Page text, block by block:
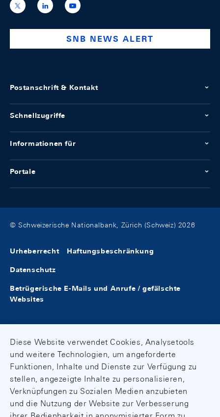
https://x.com/snb_bns
https://ch.linkedin.com/company/swiss-
national-
https://www.youtube.com/
SNB NEWS ALERT
Postanschrift & Kontakt
Schnellzugriffe
Informationen für
Portale
© Schweizerische Nationalbank, Zürich (Schweiz) 2026
Urheberrecht Haftungsbeschränkung
Datenschutz
Betrügerische E-Mails und Anrufe / gefälschte
Websites
Diese Website verwendet Cookies, Analysetools
und weitere Technologien, um angeforderte
Funktionen, Inhalte und Dienste zur Verfügung zu
stellen, angezeigte Inhalte zu personalisieren,
Verknüpfungen zu Sozialen Medien anzubieten
und die Nutzung der Website zur Verbesserung